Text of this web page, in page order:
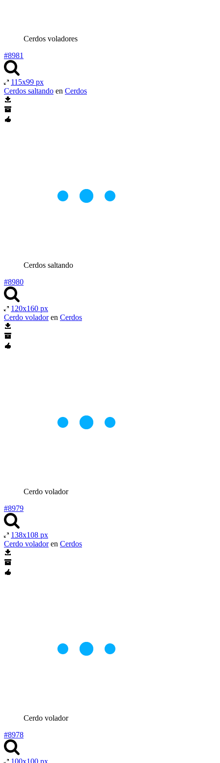
Cerdos voladores
#8981
115x99 px
Cerdos saltando en Cerdos
Cerdos saltando
#8980
120x160 px
Cerdo voladoren Cerdos
Cerdo volador
#8979
138x108 px
Cerdo voladoren Cerdos
Cerdo volador
#8978
100x100 px